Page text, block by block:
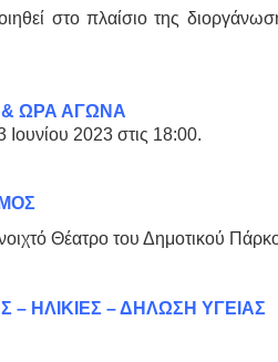
στο πλαίσιο της
ΩΡΑ ΑΓΩΝΑ
2023 στις 18:00.
Θέατρο του Δημοτικού
ΗΛΙΚΙΕΣ – ΔΗΛΩΣΗ ΥΓΕΙΑΣ